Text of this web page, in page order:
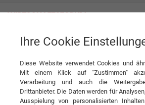
Tag
Tagwords
Liste aller Ergebnisse zu
Ihre Cookie
Diese Website verwendet Cookies und
Mit einem Klick auf "Zustimmen"
Verarbeitung und auch die
Drittanbieter. Die Daten werden für
Ausspielung von personalisierten